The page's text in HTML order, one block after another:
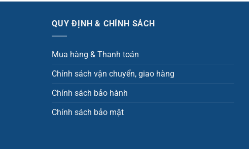
QUY ĐỊNH & CHÍNH SÁCH
Mua hàng & Thanh toán
Chính sách vận chuyển, giao hàng
Chính sách bảo hành
Chính sách bảo mật